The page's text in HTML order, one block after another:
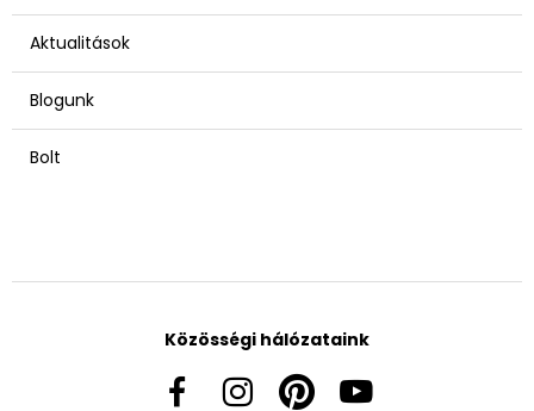
Aktualitások
Blogunk
Bolt
Közösségi hálózataink